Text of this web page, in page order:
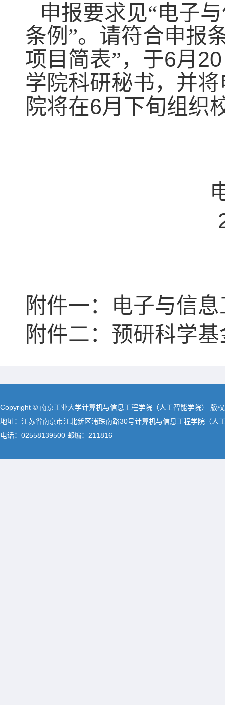
申报要求见“电子
条例”。请符合申报
项目简表”，于6月 20
学院科研秘书，并
院将在6月下旬组织
附件一：电子与信
附件二：预研科学
Copyright © 南京工业大学计算机与信息工程学院（人工智能学院） 版
地址：江苏省南京市江北新区浦珠南路30号计算机与信息工程学院（人
电话：02558139500 邮编：211816